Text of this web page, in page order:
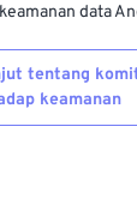
data
tentang
keamanan